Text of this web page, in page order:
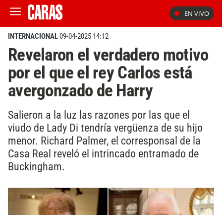
EN VIVO
INTERNACIONAL09-04-2025 14:12
Revelaron el verdadero motivo
por el que el rey Carlos está
avergonzado de Harry
Salieron a la luz las razones por las que el
viudo de Lady Di tendría vergüenza de su hijo
menor. Richard Palmer, el corresponsal de la
Casa Real reveló el intrincado entramado de
Buckingham.